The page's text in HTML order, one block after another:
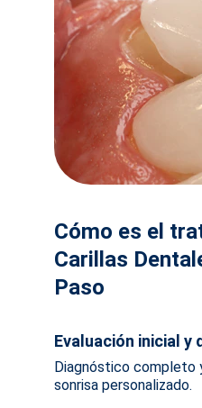
Cómo es el
Carillas
Paso
Evaluación inicial y
Diagnóstico completo
sonrisa personalizado.